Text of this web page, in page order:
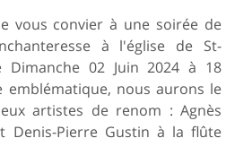
vous convier à une soirée de
à l'église de St-
Dimanche 02 Juin 2024 à 18
emblématique, nous aurons le
artistes de renom : Agnès
Denis-Pierre Gustin à la flûte